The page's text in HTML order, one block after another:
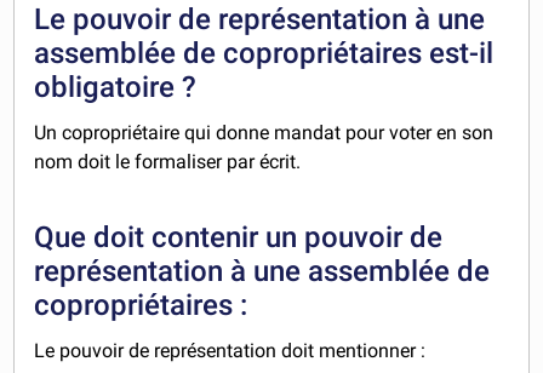
Le pouvoir de représentation à une
assemblée de copropriétaires est-il
obligatoire ?
Un copropriétaire qui donne mandat pour voter en son
nom doit le formaliser par écrit.
Que doit contenir un pouvoir de
représentation à une assemblée de
copropriétaires :
Le pouvoir de représentation doit mentionner :